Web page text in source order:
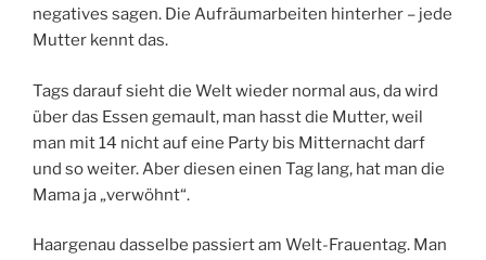
negatives sagen. Die Aufräumarbeiten hinterher – jede
Mutter kennt das.
Tags darauf sieht die Welt wieder normal aus, da wird
über das Essen gemault, man hasst die Mutter, weil
man mit 14 nicht auf eine Party bis Mitternacht darf
und so weiter. Aber diesen einen Tag lang, hat man die
Mama ja „verwöhnt“.
Haargenau dasselbe passiert am Welt-Frauentag. Man